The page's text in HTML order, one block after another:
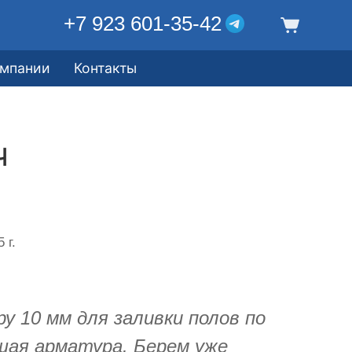
+7 923 601-35-42
Контакты
г.
10 мм для заливки полов по
арматура. Берем уже